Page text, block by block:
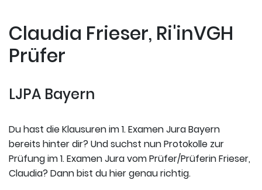
Claudia Frieser, Ri'inVGH
Prüfer
LJPA Bayern
Du hast die Klausuren im 1. Examen Jura Bayern
bereits hinter dir? Und suchst nun Protokolle zur
Prüfung im 1. Examen Jura vom Prüfer/Prüferin Frieser,
Claudia? Dann bist du hier genau richtig.